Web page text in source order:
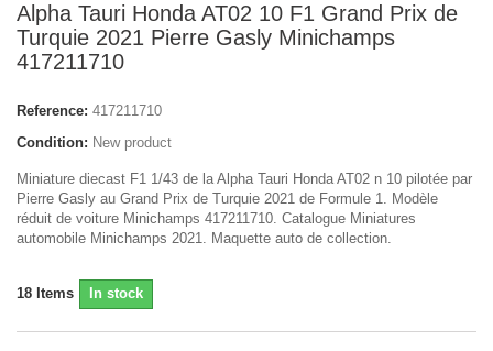
Alpha Tauri Honda AT02 10 F1 Grand Prix de
Turquie 2021 Pierre Gasly Minichamps
417211710
Reference: 417211710
Condition: New product
Miniature diecast F1 1/43 de la Alpha Tauri Honda AT02 n 10 pilotée par
Pierre Gasly au Grand Prix de Turquie 2021 de Formule 1. Modèle
réduit de voiture Minichamps 417211710. Catalogue Miniatures
automobile Minichamps 2021. Maquette auto de collection.
18 Items In stock